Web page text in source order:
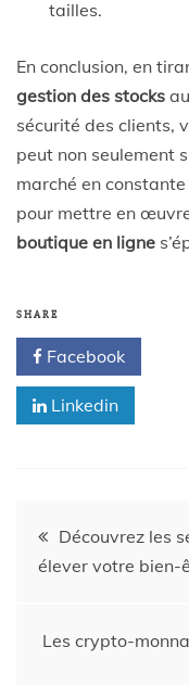
tailles.
En conclusion, en
gestion des stocks au
sécurité des clients,
peut non seulement
marché en
pour mettre en
boutique en ligne
SHARE
Facebook
Linkedin
Découvrez les
élever votre bien-
Les crypto-